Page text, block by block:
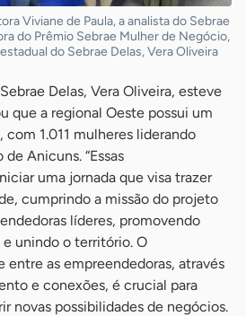
Viviane de Paula, a analista do Sebrae
do Prêmio Sebrae Mulher de Negócio,
do Sebrae Delas, Vera Oliveira
Delas, Vera Oliveira, esteve
que a regional Oeste possui um
1.011 mulheres liderando
Anicuns. “Essas
uma jornada que visa trazer
cumprindo a missão do projeto
líderes, promovendo
unindo o território. O
as empreendedoras, através
e conexões, é crucial para
novas possibilidades de negócios.